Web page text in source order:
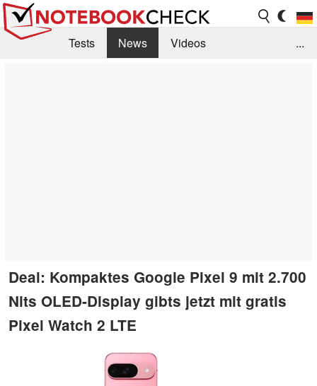
Tests News
Videos
...
Deal: Kompaktes Google Pixel 9 mit 2.700
Nits OLED-Display gibts jetzt mit gratis
Pixel Watch 2 LTE